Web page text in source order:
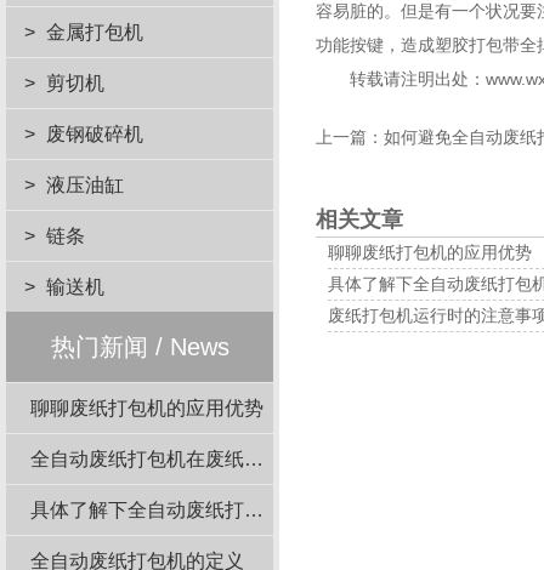
> 金属打包机
> 剪切机
> 废钢破碎机
> 液压油缸
> 链条
> 输送机
热门新闻 / News
聊聊废纸打包机的应用优势
全自动废纸打包机在废纸回收站的应用
具体了解下全自动废纸打包机结构组成
全自动废纸打包机的定义
容易脏的。但是有一个状况
功能按键，造成塑胶打包带
转载请注明出处：
上一篇： 如何避免全自动废纸
相关文章
聊聊废纸打包机的应用优势
具体了解下全自动废纸打包
废纸打包机运行时的注意事